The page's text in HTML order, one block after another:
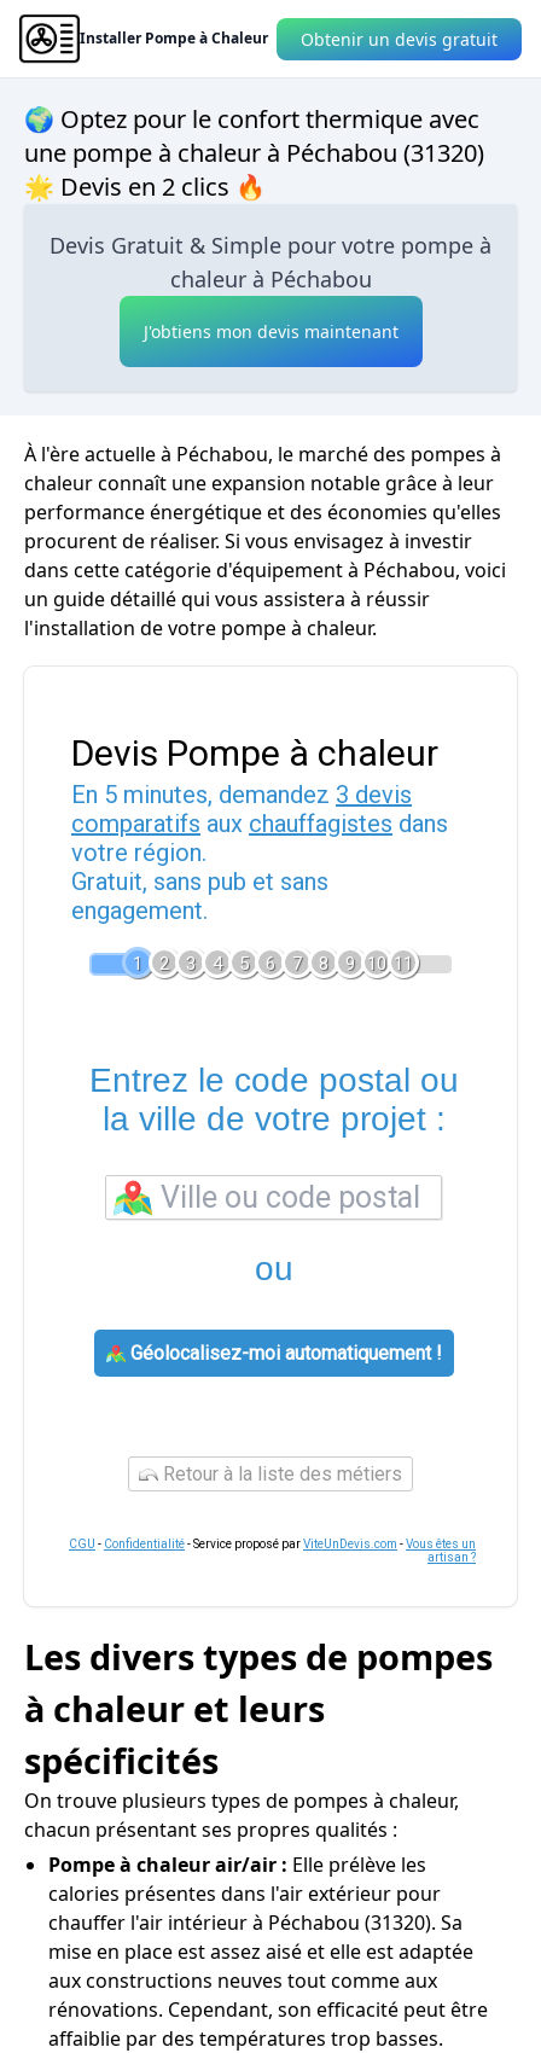
Installer Pompe à Chaleur Obtenir un devis gratuit
🌍 Optez pour le confort thermique avec
une pompe à chaleur à Péchabou (31320)
🌟 Devis en 2 clics 🔥
Devis Gratuit & Simple pour votre pompe à
chaleur à Péchabou
J'obtiens mon devis maintenant
À l'ère actuelle à Péchabou, le marché des pompes à
chaleur connaît une expansion notable grâce à leur
performance énergétique et des économies qu'elles
procurent de réaliser. Si vous envisagez à investir
dans cette catégorie d'équipement à Péchabou, voici
un guide détaillé qui vous assistera à réussir
l'installation de votre pompe à chaleur.
Devis Pompe à chaleur
En 5 minutes, demandez 3 devis
comparatifs aux chauffagistes dans
votre région.
Gratuit, sans pub et sans
engagement.
1 2 3 4 5 6 7 8 9 10 11
Entrez le code postal ou
la ville de votre projet :
ou
Géolocalisez-moi automatiquement !
Retour à la liste des métiers
CGU - Confidentialité- Service proposé parViteUnDevis.com -Vous êtes un
artisan ?
Les divers types de pompes
à chaleur et leurs
spécificités
On trouve plusieurs types de pompes à chaleur,
chacun présentant ses propres qualités :
Pompe à chaleur air/air : Elle prélève les
calories présentes dans l'air extérieur pour
chauffer l'air intérieur à Péchabou (31320). Sa
mise en place est assez aisé et elle est adaptée
aux constructions neuves tout comme aux
rénovations. Cependant, son efficacité peut être
affaiblie par des températures trop basses.